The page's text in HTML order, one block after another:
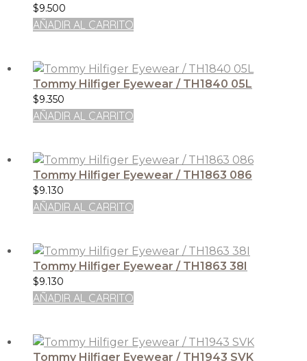
$9.500
AÑADIR AL CARRITO
Tommy Hilfiger Eyewear / TH1840 05L
$9.350
AÑADIR AL CARRITO
Tommy Hilfiger Eyewear / TH1863 086
$9.130
AÑADIR AL CARRITO
Tommy Hilfiger Eyewear / TH1863 38I
$9.130
AÑADIR AL CARRITO
Tommy Hilfiger Eyewear / TH1943 SVK